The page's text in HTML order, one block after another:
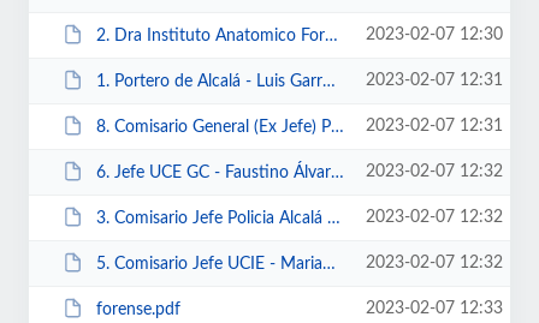
2. Dra Instituto Anatomico Forense Madrid - sra. Baladía.doc 2023-02-07 12:30
1. Portero de Alcalá - Luis Garrudo.doc 2023-02-07 12:31
8. Comisario General (Ex Jefe) Policia Cientifica - Santano Soria.doc 2023-02-07 12:31
6. Jefe UCE GC - Faustino Álvarez.doc 2023-02-07 12:32
3. Comisario Jefe Policia Alcalá - sr. Blanco González.doc 2023-02-07 12:32
5. Comisario Jefe UCIE - Mariano Rayón.doc 2023-02-07 12:32
forense.pdf 2023-02-07 12:33